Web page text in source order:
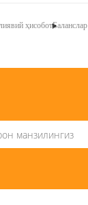
ҳисоботБаланслар